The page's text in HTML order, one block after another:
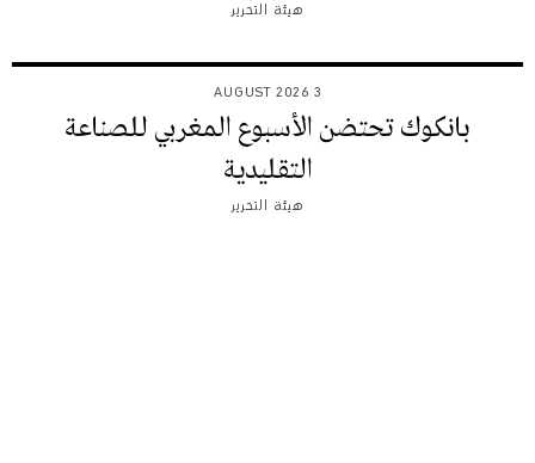
هيئة التحرير
3 AUGUST 2026
بانكوك تحتضن الأسبوع المغربي للصناعة
التقليدية
هيئة التحرير